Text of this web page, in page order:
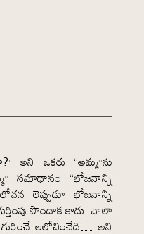
అని ఒకరు “అమ్మ”ను
సమాధానం “భోజనాన్ని
లెప్పుడూ భోజనాన్ని
పొందాక కాదు. చాలా
గురించే ఆలోచించేది… అని